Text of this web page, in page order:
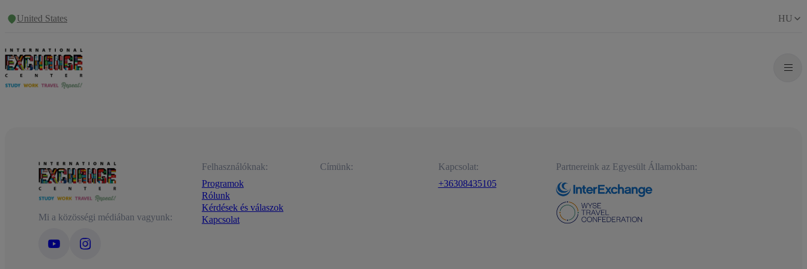
United States HU
Mi a közösségi médiában vagyunk:
Felhasználóknak:
Programok
Rólunk
Kérdések és válaszok
Kapcsolat
Címünk:
Kapcsolat:
+36308435105
Partnereink az Egyesült Államokban: